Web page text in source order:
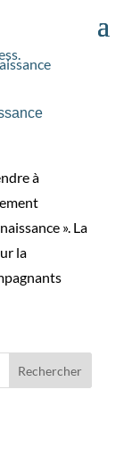
à
». La
la
Rechercher